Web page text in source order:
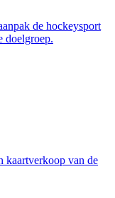
de hockeysport
doelgroep.
kaartverkoop van de